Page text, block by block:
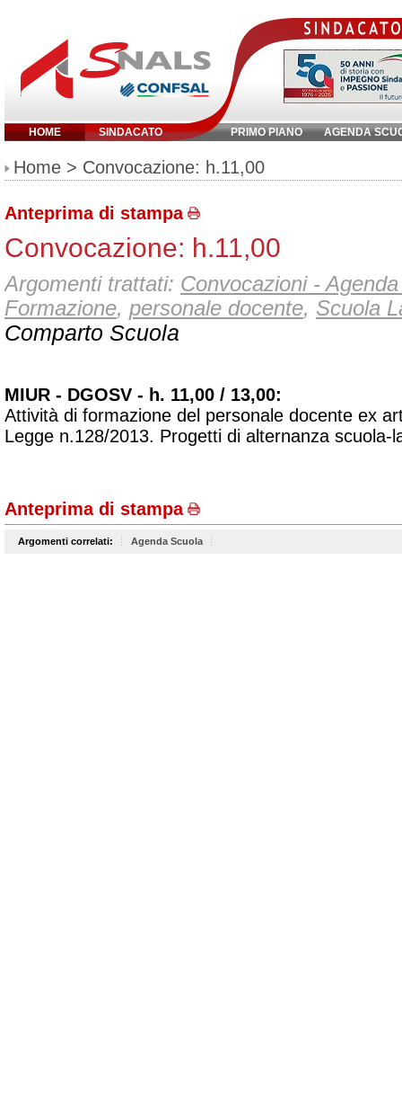
HOME SINDACATO PRIMO PIANO AGENDA
Inserisci parola chiave:
Home > Convocazione: h.11,00
Anteprima di stampa
Convocazione: h.11,00
Argomenti trattati: Convocazioni -
Formazione, personale docente, Scuola
Comparto Scuola
MIUR - DGOSV - h. 11,00 / 13,00:
Attività di formazione del personale docente ex
Legge n.128/2013. Progetti di alternanza scuola-
Anteprima di stampa
Argomenti correlati: Agenda Scuola